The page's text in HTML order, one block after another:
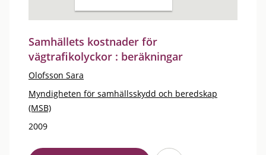
Samhällets kostnader för
vägtrafikolyckor : beräkningar
Olofsson Sara
Myndigheten för samhällsskydd och beredskap
(MSB)
2009